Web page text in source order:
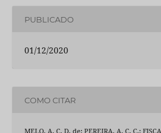
PUBLICADO
01/12/2020
COMO CITAR